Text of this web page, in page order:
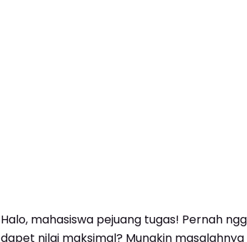
Halo, mahasiswa pejuang tugas! Pernah
dapet nilai maksimal? Mungkin